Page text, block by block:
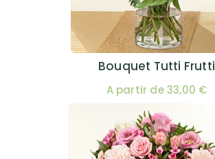
Bouquet Tutti Frutti
A partir de 33,00 €